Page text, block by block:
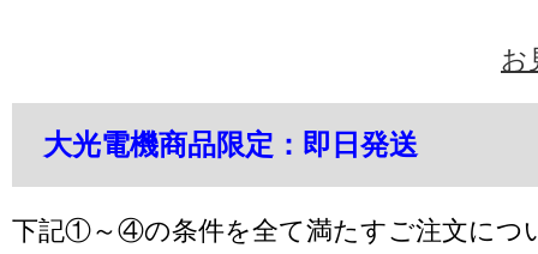
お
大光電機商品限定：即日発送
下記①～④の条件を全て満たすご注文につ